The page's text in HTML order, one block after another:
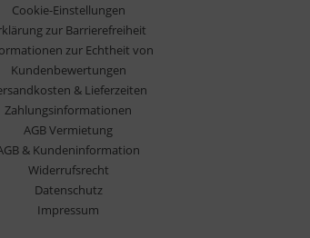
Cookie-Einstellungen
zur Barrierefreiheit
zur Echtheit von
Kundenbewertungen
& Lieferzeiten
Zahlungsinformationen
AGB Vermietung
& Kundeninformation
Widerrufsrecht
Datenschutz
Impressum